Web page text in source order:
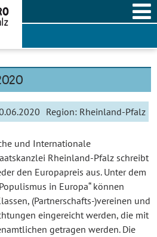
Region: Rheinland-Pfalz
und Internationale
Rheinland-Pfalz schreibt
den Europapreis aus. Unter dem
in Europa“ können
(Partnerschafts-)vereinen und
eingereicht werden, die mit
getragen werden. Die